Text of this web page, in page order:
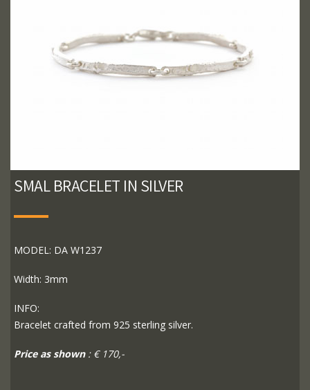
SMAL BRACELET IN SILVER
MODEL: DA W1237
Width: 3mm
INFO:
Bracelet crafted from 925 sterling silver.
Price as shown: € 170,-